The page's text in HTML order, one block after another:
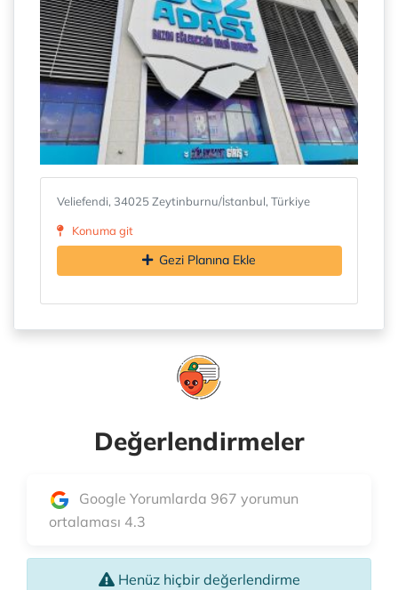
Veliefendi, 34025 Zeytinburnu/İstanbul, Türkiye
Konuma git
Gezi Planına Ekle
Değerlendirmeler
Google Yorumlarda 967 yorumun
ortalaması 4.3
Henüz hiçbir değerlendirme